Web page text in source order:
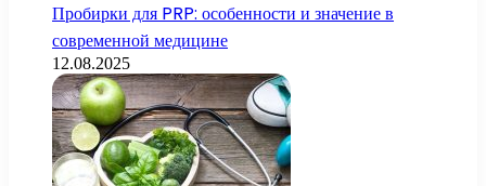
Пробирки для PRP: особенности и значение в
современной медицине
12.08.2025